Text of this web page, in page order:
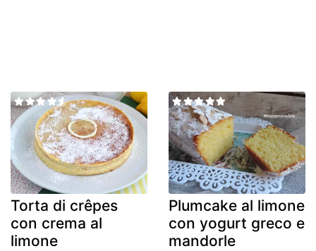
Torta di crêpes
con crema al
limone
Plumcake al limone
con yogurt greco e
mandorle